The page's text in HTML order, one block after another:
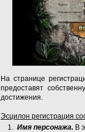
На странице
предоставят
достижения.
Эсцилон регистрация
Имя персонажа. В